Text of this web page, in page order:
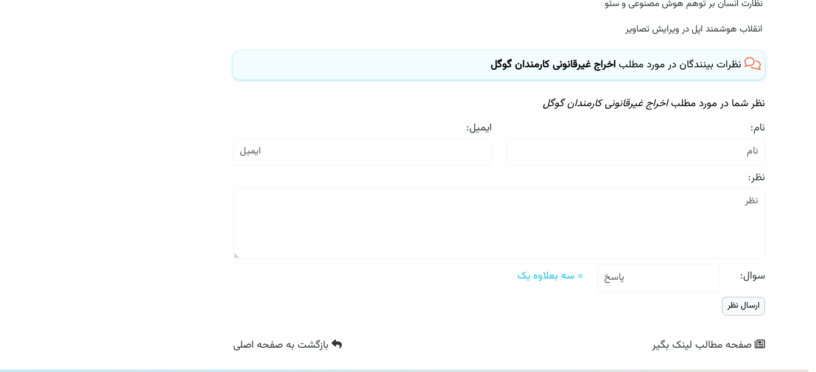
نظارت انسان بر توهم هوش مصنوعی و سئو
انقلاب هوشمند اپل در ویرایش تصاویر
نظرات بینندگان در مورد مطلباخراج غیرقانونی کارمندان گوگل
نظر شما در مورد مطلباخراج غیرقانونی کارمندان گوگل
نام:
ایمیل:
نظر:
سوال: = سه بعلاوه یک
صفحه مطالبلینک بگیر بازگشتبه صفحه اصلی